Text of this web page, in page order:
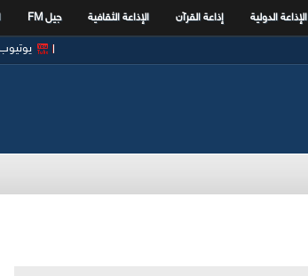
الإذاعة الدولية إذاعة القرآن الإذاعة الثقافية جيل FM